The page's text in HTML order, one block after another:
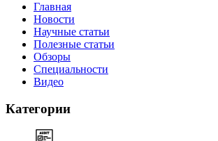
Главная
Новости
Научные статьи
Полезные статьи
Обзоры
Специальности
Видео
Категории